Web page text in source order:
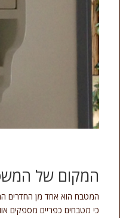
המקום של
המטבח הוא אחד מן החדרים
כי מטבחים כפריים מספקים